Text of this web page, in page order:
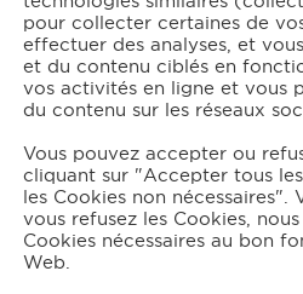
pincée de paprika
100 g de feta
g de raisins secs
Sel, poivre
pour collecter certaines de
effectuer des analyses, et
et du contenu ciblés en
vos activités en ligne et vous
du contenu sur les réseaux
Vous pouvez accepter ou
cliquant sur "Accepter tous
les Cookies non nécessaires".
vous refusez les Cookies,
Cookies nécessaires au bon
Web.